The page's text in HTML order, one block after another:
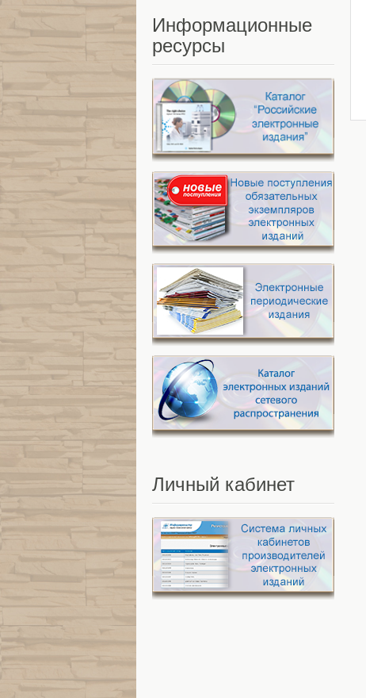
Информационные
ресурсы
Личный кабинет